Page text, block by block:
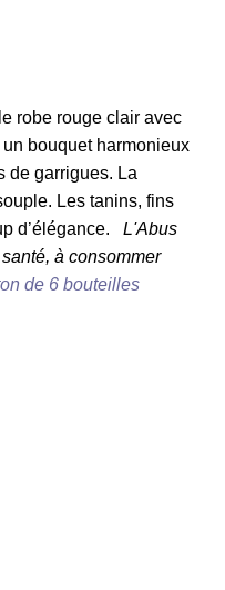
robe rouge clair avec
bouquet harmonieux
de garrigues. La
Les tanins, fins
d’élégance. L'Abus
à consommer
de 6 bouteilles